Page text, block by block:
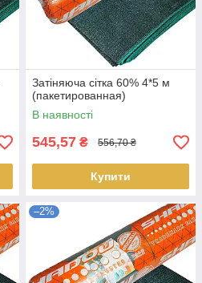
Затіняюча сітка 60% 4*5 м
(пакетированная)
В наявності
545,57 ₴ 556,70 ₴
Купити
–2%